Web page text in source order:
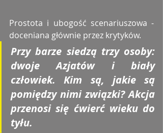
Prostota i ubogość scenariuszowa -
doceniana głównie przez krytyków.
Przy barze siedzą trzy osoby:
dwoje Azjatów i biały
człowiek. Kim są, jakie są
pomiędzy nimi związki? Akcja
przenosi się ćwierć wieku do
tyłu.